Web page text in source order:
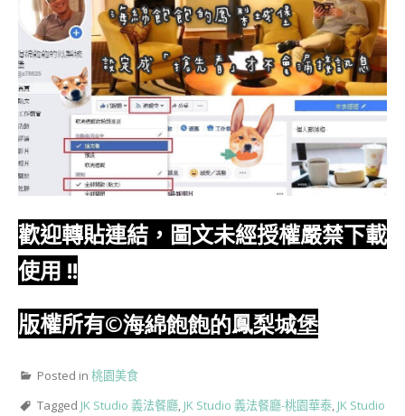
歡迎轉貼連結，圖文未經授權嚴禁下載
使用 !!
版權所有©海綿飽飽的鳳梨城堡
Posted in 桃園美食
Tagged JK Studio 義法餐廳, JK Studio 義法餐廳-桃園華泰, JK Studio